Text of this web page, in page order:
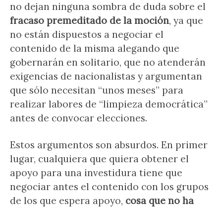
no dejan ninguna sombra de duda sobre el
fracaso premeditado de la moción, ya que
no están dispuestos a negociar el
contenido de la misma alegando que
gobernarán en solitario, que no atenderán
exigencias de nacionalistas y argumentan
que sólo necesitan “unos meses” para
realizar labores de “limpieza democrática”
antes de convocar elecciones.
Estos argumentos son absurdos. En primer
lugar, cualquiera que quiera obtener el
apoyo para una investidura tiene que
negociar antes el contenido con los grupos
de los que espera apoyo, cosa que no ha